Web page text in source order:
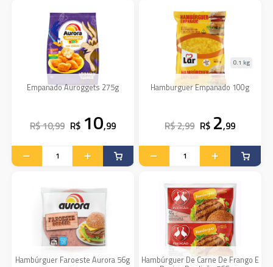
Empanado Auroggets 275g
R$ 10,99 R$ 10,99
Hamburguer Empanado 100g
0.1 kg
R$ 2,99 R$ 2,99
Hambúrguer Faroeste Aurora 56g Hambúrguer De Carne De Frango E